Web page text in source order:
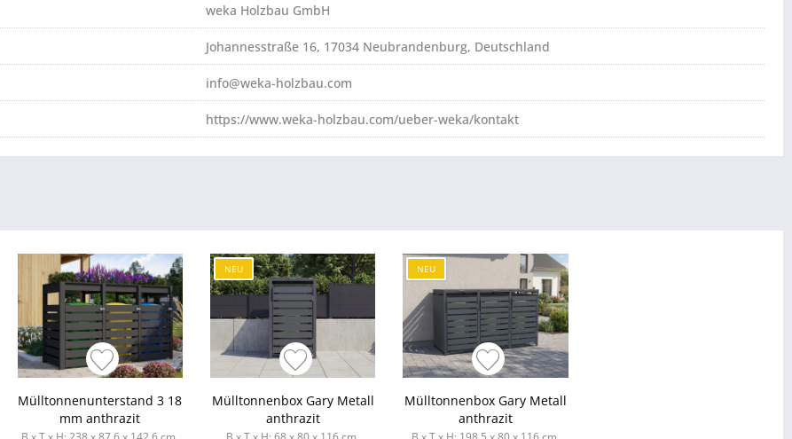
weka Holzbau GmbH
Johannesstraße 16, 17034 Neubrandenburg, Deutschland
info@weka-holzbau.com
https://www.weka-holzbau.com/ueber-weka/kontakt
Mülltonnenunterstand 3 18
mm anthrazit
NEU
Mülltonnenbox Gary Metall
anthrazit
NEU
Mülltonnenbox Gary Metall
anthrazit